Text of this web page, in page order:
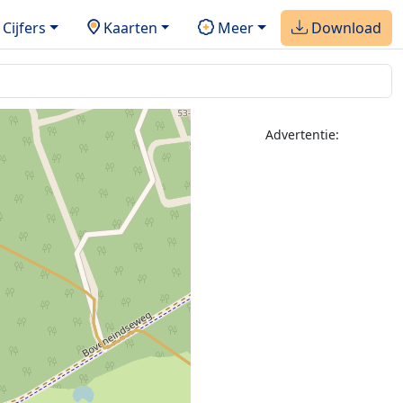
Cijfers Kaarten Meer Download
Advertentie: